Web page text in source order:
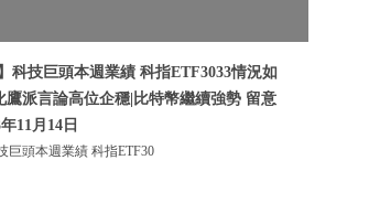
科技巨頭本週業績 科指ETF3033情況如
派言論高位企穩|比特幣繼續強勢 留意
11月14日
巨頭本週業績 科指ETF30